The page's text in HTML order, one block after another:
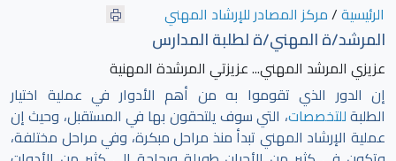
الرئيسية/مركز المصادر للإرشاد المهني
المرشد/ة المهني/ة لطلبة المدارس
عزيزي المرشد المهني... عزيزتي المرشدة المهنية
إن الدور الذي تقوموا به من أهم الأدوار في عملية اختيار
الطلبةللتخصصات، التي سوف يلتحقون بها في المستقبل، وحيث إن
عملية الإرشاد المهني تبدأ منذ مراحل مبكرة، وفي مراحل مختلفة،